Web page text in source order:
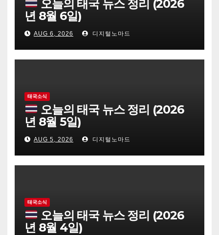
오늘의 태국 뉴스 정리 (2026
년 8월 6일)
AUG 6, 2026 디지털노마드
태국소식
오늘의 태국 뉴스 정리 (2026
년 8월 5일)
AUG 5, 2026 디지털노마드
태국소식
오늘의 태국 뉴스 정리 (2026
년 8월 4일)